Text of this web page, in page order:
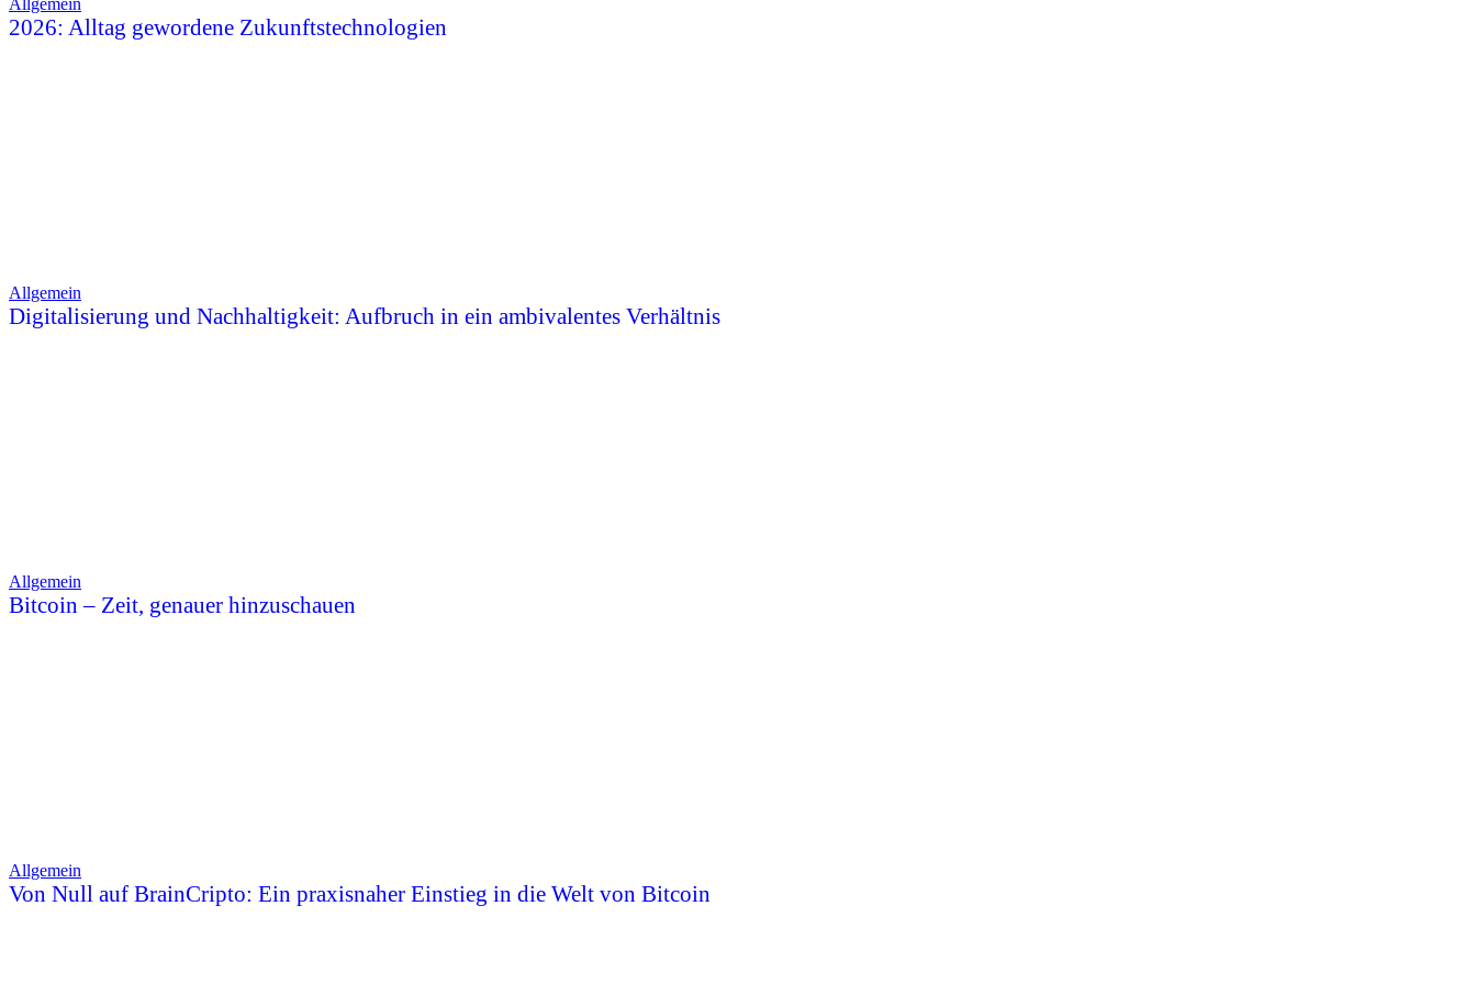
Allgemein
2026: Alltag gewordene Zukunftstechnologien
Allgemein
Digitalisierung und Nachhaltigkeit: Aufbruch in ein ambivalentes Verhältnis
Allgemein
Bitcoin – Zeit, genauer hinzuschauen
Allgemein
Von Null auf BrainCripto: Ein praxisnaher Einstieg in die Welt von Bitcoin